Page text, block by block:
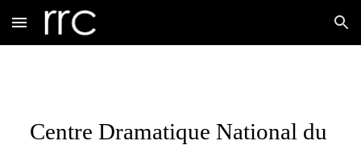
Skip to main content Skip to navigation
Centre Dramatique National du